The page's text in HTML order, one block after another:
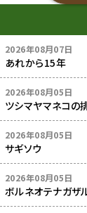
2026年08月07日
あれから15年
2026年08月05日
ツシマヤマネコの
2026年08月05日
サギソウ
2026年08月05日
ボルネオテナガザ